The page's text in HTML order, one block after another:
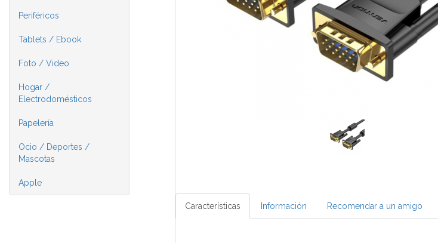
Periféricos
Tablets / Ebook
Foto / Video
Hogar /
Electrodomésticos
Papelería
Ocio / Deportes /
Mascotas
Apple
Características Información Recomendar a un amigo